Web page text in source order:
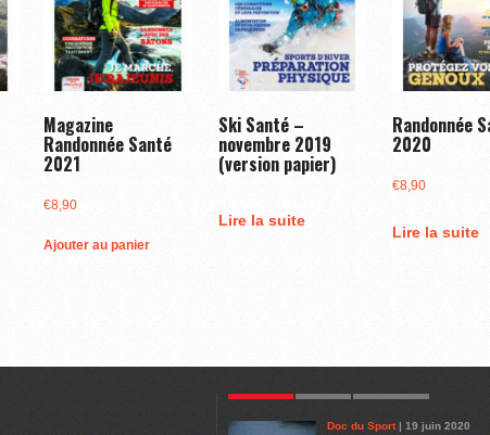
Magazine
Randonnée Santé
2021
€8,90
Ajouter au panier
Ski Santé –
novembre 2019
(version papier)
Lire la suite
Randonnée
2020
€8,90
Lire la suite
Doc du Sport| 19 juin 2020